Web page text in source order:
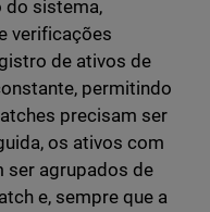
do sistema,
verificações
de ativos de
permitindo
precisam ser
os ativos com
ser agrupados de
e, sempre que a